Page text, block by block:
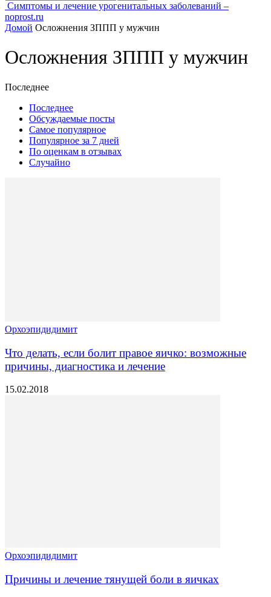
Симптомы и лечение урогенитальных заболеваний –
noprost.ru
Домой Осложнения ЗППП у мужчин
Осложнения ЗППП у мужчин
Последнее
Последнее
Обсуждаемые посты
Самое популярное
Популярное за 7 дней
По оценкам в отзывах
Случайно
Орхоэпидидимит
Что делать, если болит правое яичко: возможные
причины, диагностика и лечение
15.02.2018
Орхоэпидидимит
Причины и лечение тянущей боли в яичках